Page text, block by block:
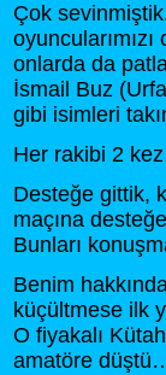
Çok
onlarda da
İsmail Buz
gibi isimleri
Her rakibi 2
Desteğe gittik,
maçına
Bunları
Benim
küçültmese ilk
O fiyakalı
amatöre